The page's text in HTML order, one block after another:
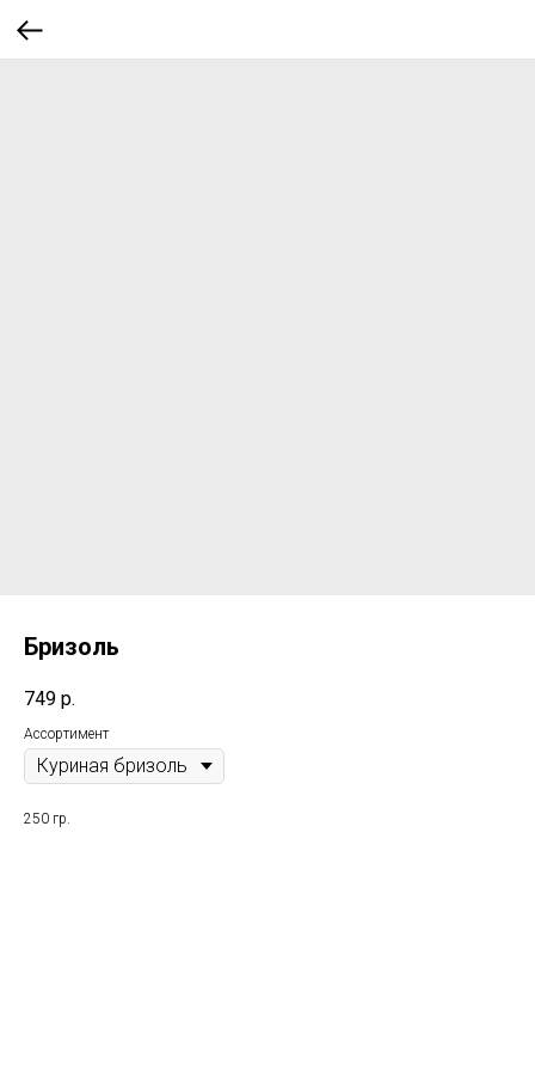
Бризоль
749 р.
Ассортимент
250 гр.